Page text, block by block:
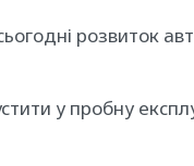
розвиток
у пробну